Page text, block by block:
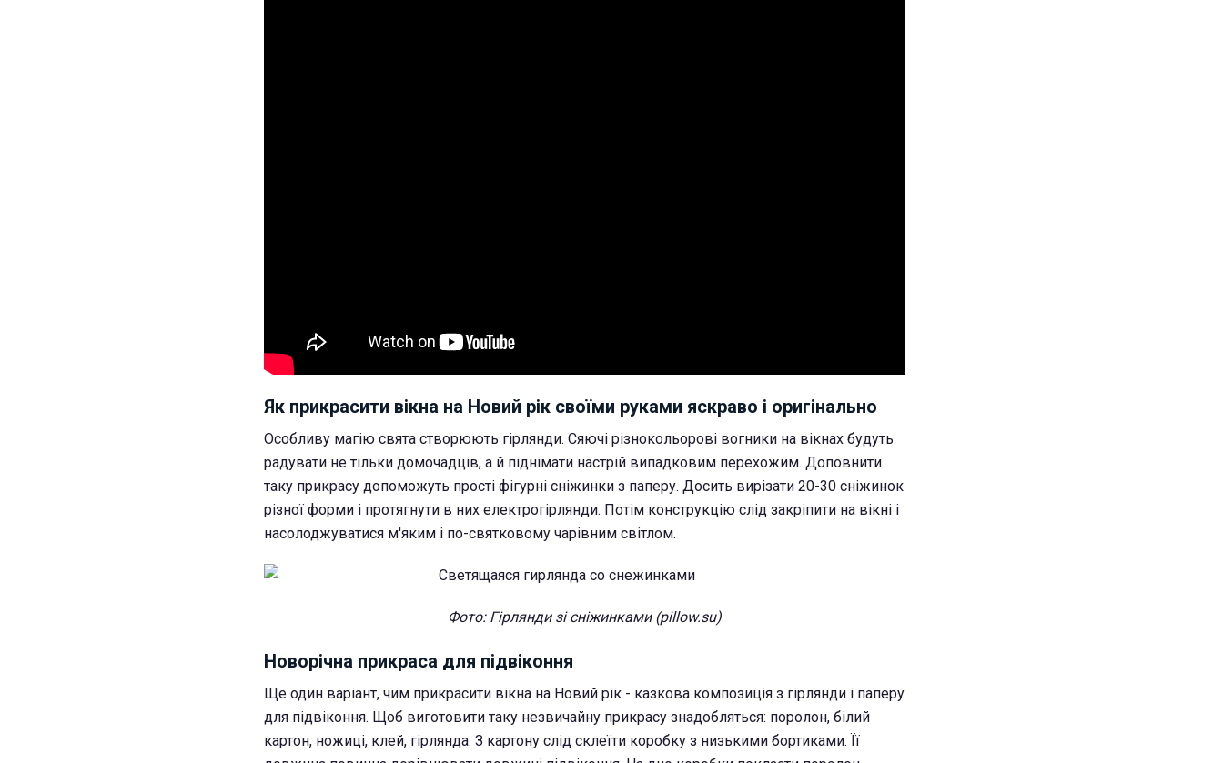
Як прикрасити вікна на Новий рік своїми руками яскраво і оригінально
Особливу магію свята створюють гірлянди. Сяючі різнокольорові вогники на вікнах будуть
радувати не тільки домочадців, а й піднімати настрій випадковим перехожим. Доповнити
таку прикрасу допоможуть прості фігурні сніжинки з паперу. Досить вирізати 20-30 сніжинок
різної форми і протягнути в них електрогірлянди. Потім конструкцію слід закріпити на вікні і
насолоджуватися м'яким і по-святковому чарівним світлом.
Фото: Гірлянди зі сніжинками (pillow.su)
Новорічна прикраса для підвіконня
Ще один варіант, чим прикрасити вікна на Новий рік - казкова композиція з гірлянди і паперу
для підвіконня. Щоб виготовити таку незвичайну прикрасу знадобляться: поролон, білий
картон, ножиці, клей, гірлянда. З картону слід склеїти коробку з низькими бортиками. Її